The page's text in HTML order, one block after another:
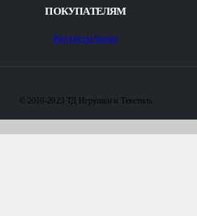
ПОКУПАТЕЛЯМ
КонтактыАкции
© 2010-2023 ТД Игрушки и Текстиль